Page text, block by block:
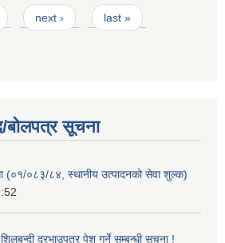
next › last »
बोलपत्र सूचना
(०१/०८३/८४, स्थानीय उत्पादनको सेवा शुल्क)
दरभाउपत्र पेश गर्ने सम्बन्धी सूचना !